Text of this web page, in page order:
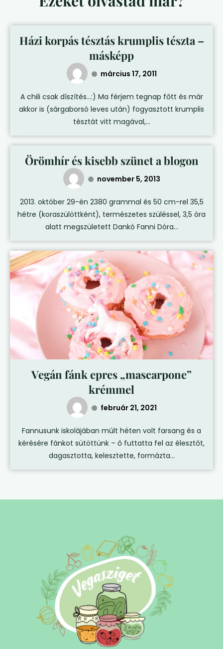
Házi korpás tésztás krumplis tészta –
másképp
március 17, 2011
A chili csak díszítés…:) Ma férjem tegnap főtt és már
akkor is (sárgaborsó leves után) fogyasztott krumplis
tésztát vitt magával,...
Örömhír és kisebb szünet a blogon
november 5, 2013
2013. október 29-én 2380 grammal és 50 cm-rel 35,5
hétre (koraszülöttként), természetes szüléssel, 3,5 óra
alatt megszületett Dankó Fanni Dóra...
Vegán fánk epres „mascarpone”
krémmel
február 21, 2021
Fannusunk iskolájában múlt héten volt farsang és a
kérésére fánkot sütöttünk – ő futtatta fel az élesztőt,
dagasztotta, kelesztette, formázta...